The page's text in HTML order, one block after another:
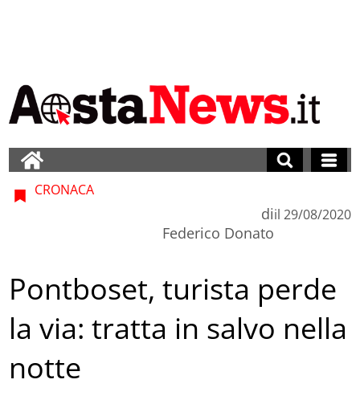
CRONACA
di
Federico Donato
il 29/08/2020
Pontboset, turista perde
la via: tratta in salvo nella
notte